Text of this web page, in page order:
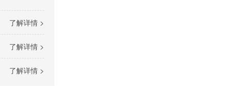
了解详情 >
了解详情 >
了解详情 >